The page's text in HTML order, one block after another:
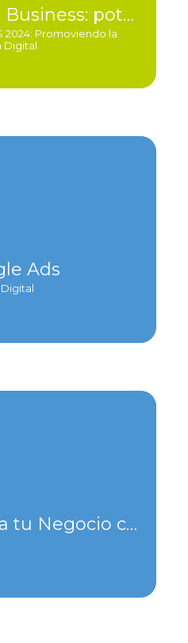
WhatsApp Business: potencia tus ventas y fideliza a tus clientes | Automatización e IA como aliados para la detección temprana de patrones fraudulentos | Experiencia del cliente y logística: Cómo ofrecer un servicio excepcional
2024: Promoviendo la
Digital
Ads
Transforma tu Negocio con WhatsApp Automation